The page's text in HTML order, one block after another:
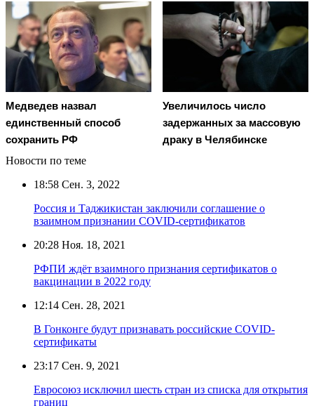
Медведев назвал
единственный способ
сохранить РФ
Увеличилось число
задержанных за массовую
драку в Челябинске
Новости по теме
18:58 Сен. 3, 2022
Россия и Таджикистан заключили соглашение о
взаимном признании COVID-сертификатов
20:28 Ноя. 18, 2021
РФПИ ждёт взаимного признания сертификатов о
вакцинации в 2022 году
12:14 Сен. 28, 2021
В Гонконге будут признавать российские COVID-
сертификаты
23:17 Сен. 9, 2021
Евросоюз исключил шесть стран из списка для открытия
границ